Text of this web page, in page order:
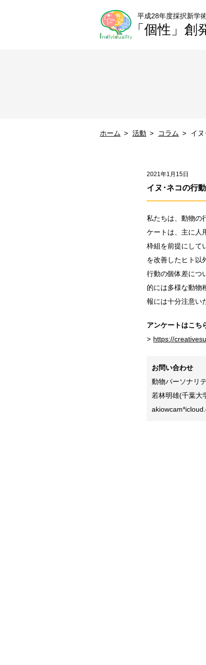
平成28年度採択新学
「個性」創
ホーム 活動 コラム イ
2021年1月15日
イヌ･ネコの行
私たちは、動物の
ケートは、主に人
枠組を前提にして
を改善したヒト以
行動の個体差につ
的には多様な動物
報には十分注意い
アンケートはこち
https://
お問い合わせ
動物パーソナリ
若林明雄(千葉大